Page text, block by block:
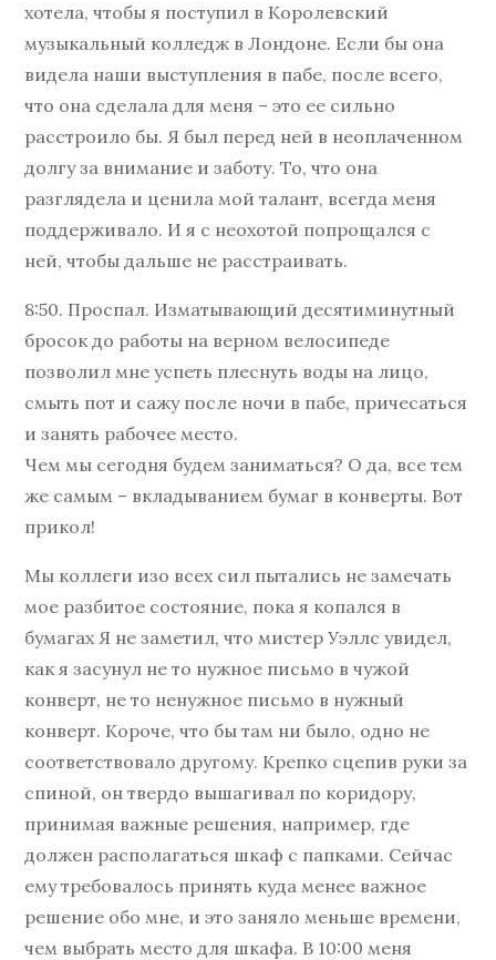
хотела, чтобы я поступил в Королевский
музыкальный колледж в Лондоне. Если бы она
видела наши выступления в пабе, после всего,
что она сделала для меня – это ее сильно
расстроило бы. Я был перед ней в неоплаченном
долгу за внимание и заботу. То, что она
разглядела и ценила мой талант, всегда меня
поддерживало. И я с неохотой попрощался с
ней, чтобы дальше не расстраивать.
8:50. Проспал. Изматывающий десятиминутный
бросок до работы на верном велосипеде
позволил мне успеть плеснуть воды на лицо,
смыть пот и сажу после ночи в пабе, причесаться
и занять рабочее место.
Чем мы сегодня будем заниматься? О да, все тем
же самым – вкладыванием бумаг в конверты. Вот
прикол!
Мы коллеги изо всех сил пытались не замечать
мое разбитое состояние, пока я копался в
бумагах Я не заметил, что мистер Уэллс увидел,
как я засунул не то нужное письмо в чужой
конверт, не то ненужное письмо в нужный
конверт. Короче, что бы там ни было, одно не
соответствовало другому. Крепко сцепив руки за
спиной, он твердо вышагивал по коридору,
принимая важные решения, например, где
должен располагаться шкаф с папками. Сейчас
ему требовалось принять куда менее важное
решение обо мне, и это заняло меньше времени,
чем выбрать место для шкафа. В 10:00 меня